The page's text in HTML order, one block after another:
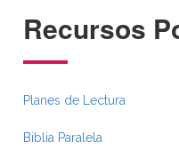
Recursos
Planes de Lectura
Biblia Paralela